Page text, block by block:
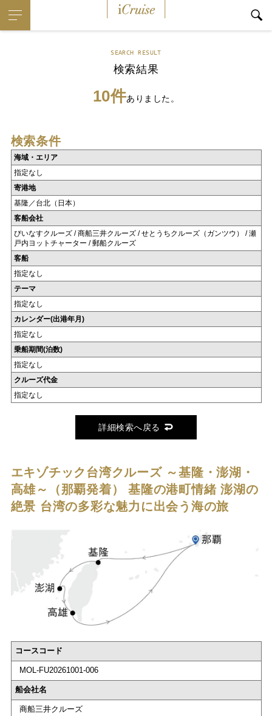
SEARCH RESULT
検索結果
10件ありました。
検索条件
海域・エリア
指定なし
寄港地
基隆／台北（日本）
客船会社
びいなすクルーズ / 商船三井クルーズ / せとうちクルーズ（ガンツウ） / 瀬
戸内ヨットチャーター / 郵船クルーズ
客船
指定なし
テーマ
指定なし
カレンダー(出港年月)
指定なし
乗船期間(泊数)
指定なし
クルーズ代金
指定なし
詳細検索へ戻る
エキゾチック台湾クルーズ ～基隆・澎湖・
高雄～（那覇発着） 基隆の港町情緒 澎湖の
絶景 台湾の多彩な魅力に出会う海の旅
コースコード
MOL-FU20261001-006
船会社名
商船三井クルーズ